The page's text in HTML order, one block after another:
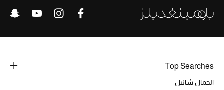
ما وصلنا حديثاً
ركن أناقة المنتجعات
Top Searches
الجمال شانيل